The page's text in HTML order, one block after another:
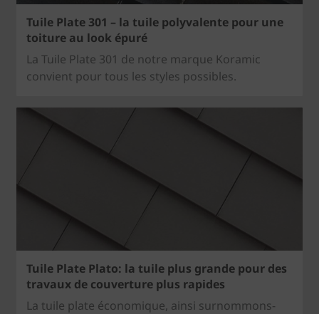
Tuile Plate 301 – la tuile polyvalente pour une
toiture au look épuré
La Tuile Plate 301 de notre marque Koramic
convient pour tous les styles possibles.
Tuile Plate Plato: la tuile plus grande pour des
travaux de couverture plus rapides
La tuile plate économique, ainsi surnommons-